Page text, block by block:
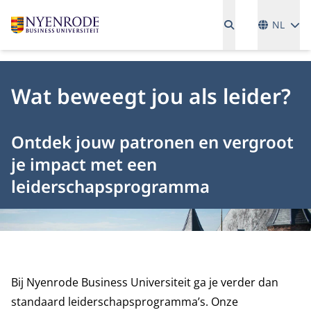
NL
Wat beweegt jou als leider?
Ontdek jouw patronen en vergroot
je impact met een
leiderschapsprogramma
Bij Nyenrode Business Universiteit ga je verder dan
standaard leiderschapsprogramma’s. Onze